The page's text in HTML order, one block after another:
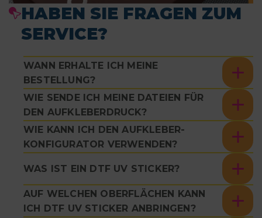
HABEN SIE FRAGEN ZUM
SERVICE?
WANN ERHALTE ICH MEINE
BESTELLUNG?
WIE SENDE ICH MEINE DATEIEN FÜR
DEN AUFKLEBERDRUCK?
WIE KANN ICH DEN AUFKLEBER-
KONFIGURATOR VERWENDEN?
WAS IST EIN DTF UV STICKER?
AUF WELCHEN OBERFLÄCHEN KANN
ICH DTF UV STICKER ANBRINGEN?